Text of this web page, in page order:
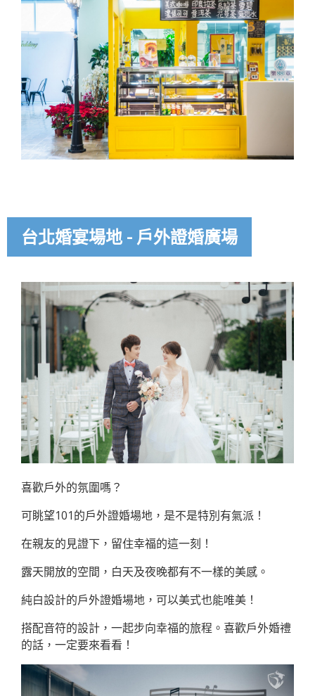
台北婚宴場地 - 戶外證婚廣場
喜歡戶外的氛圍嗎？
可眺望101的戶外證婚場地，是不是特別有氣派！
在親友的見證下，留住幸福的這一刻！
露天開放的空間，白天及夜晚都有不一樣的美感。
純白設計的戶外證婚場地，可以美式也能唯美！
搭配音符的設計，一起步向幸福的旅程。喜歡戶外婚禮
的話，一定要來看看！